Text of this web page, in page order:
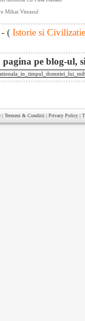
Mihai Viteazul
- ( Istorie si
pe blog-ul,
| Termeni & Conditii | Privacy Policy |